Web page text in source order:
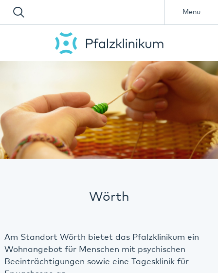
Menü
Wörth
Am Standort Wörth bietet das Pfalzklinikum ein
Wohnangebot für Menschen mit psychischen
Beeinträchtigungen sowie eine Tagesklinik für